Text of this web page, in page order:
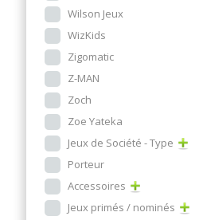
Wilson Jeux
WizKids
Zigomatic
Z-MAN
Zoch
Zoe Yateka
Jeux de Société - Type
Porteur
Accessoires
Jeux primés / nominés